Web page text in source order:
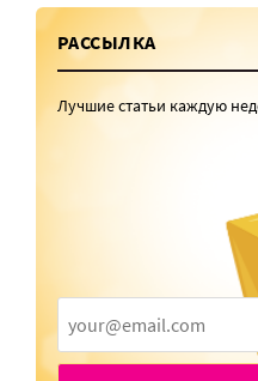
РАССЫЛКА
Лучшие статьи каждую